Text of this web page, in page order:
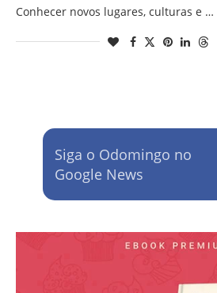
Conhecer novos lugares, culturas e …
Siga o Odomingo no
Google News